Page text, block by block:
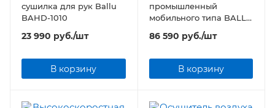
сушилка для рук Ballu
BAHD-1010
23 990 руб./шт
В корзину
промышленный
мобильного типа BALLU
86 590 руб./шт
В корзину